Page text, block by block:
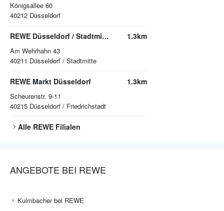
Königsallee 60
40212 Düsseldorf
REWE Düsseldorf / Stadtmitte
Am Wehrhahn 43
40211 Düsseldorf / Stadtmitte
1.3km
REWE Markt Düsseldorf
Scheurenstr. 9-11
40215 Düsseldorf / Friedrichstadt
1.3km
Alle REWE Filialen
ANGEBOTE BEI REWE
Kulmbacher bei REWE